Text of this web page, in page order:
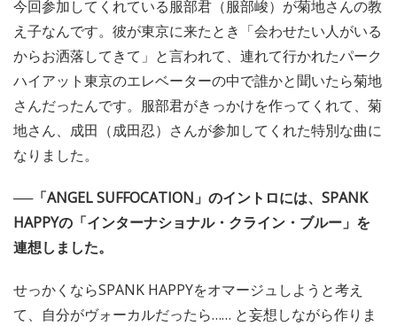
今回参加してくれている服部君（服部峻）が菊地さんの教
え子なんです。彼が東京に来たとき「会わせたい人がいる
からお洒落してきて」と言われて、連れて行かれたパーク
ハイアット東京のエレベーターの中で誰かと聞いたら菊地
さんだったんです。服部君がきっかけを作ってくれて、菊
地さん、成田（成田忍）さんが参加してくれた特別な曲に
なりました。
──「ANGEL SUFFOCATION」のイントロには、SPANK
HAPPYの「インターナショナル・クライン・ブルー」を
連想しました。
せっかくならSPANK HAPPYをオマージュしようと考え
て、自分がヴォーカルだったら…… と妄想しながら作りま